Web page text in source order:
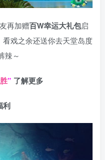
再加赠百W幸运大礼包启
戏之余还送你去天堂岛度
辣～
” 了解更多
利